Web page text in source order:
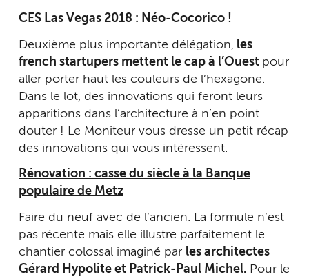
CES Las Vegas 2018 : Néo-Cocorico !
Deuxième plus importante délégation, les
french startupers mettent le cap à l’Ouest pour
aller porter haut les couleurs de l’hexagone.
Dans le lot, des innovations qui feront leurs
apparitions dans l’architecture à n’en point
douter ! Le Moniteur vous dresse un petit récap
des innovations qui vous intéressent.
Rénovation : casse du siècle à la Banque
populaire de Metz
Faire du neuf avec de l’ancien. La formule n’est
pas récente mais elle illustre parfaitement le
chantier colossal imaginé par les architectes
Gérard Hypolite et Patrick-Paul Michel. Pour le